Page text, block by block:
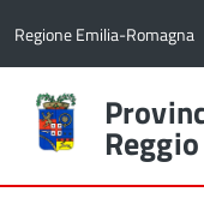
Regione Emilia-Romagna
Torna
alla
home